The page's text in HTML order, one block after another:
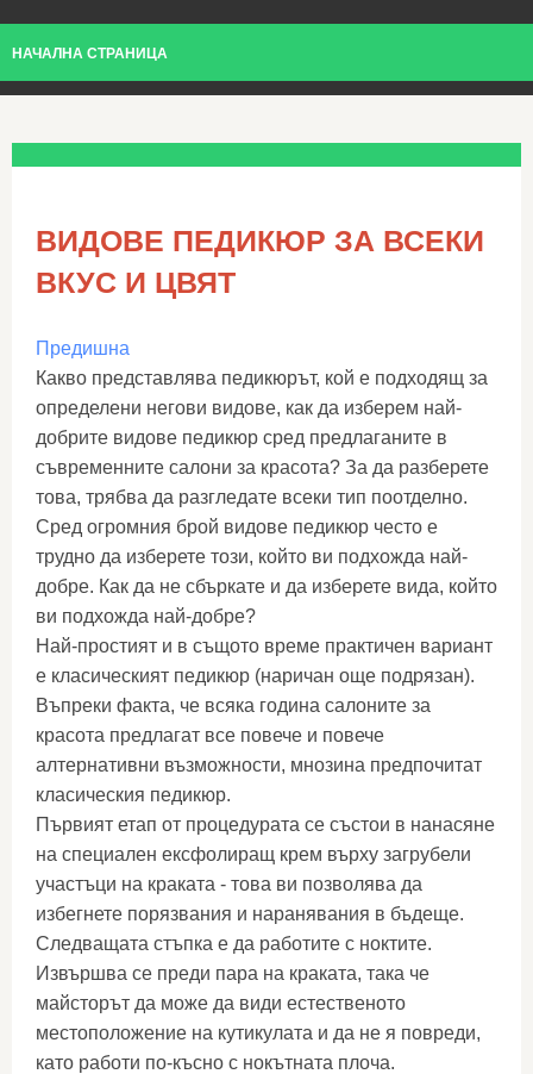
НАЧАЛНА СТРАНИЦА
ВИДОВЕ ПЕДИКЮР ЗА ВСЕКИ
ВКУС И ЦВЯТ
Предишна
Какво представлява педикюрът, кой е подходящ за
определени негови видове, как да изберем най-
добрите видове педикюр сред предлаганите в
съвременните салони за красота? За да разберете
това, трябва да разгледате всеки тип поотделно.
Сред огромния брой видове педикюр често е
трудно да изберете този, който ви подхожда най-
добре. Как да не сбъркате и да изберете вида, който
ви подхожда най-добре?
Най-простият и в същото време практичен вариант
е класическият педикюр (наричан още подрязан).
Въпреки факта, че всяка година салоните за
красота предлагат все повече и повече
алтернативни възможности, мнозина предпочитат
класическия педикюр.
Първият етап от процедурата се състои в нанасяне
на специален ексфолиращ крем върху загрубели
участъци на краката - това ви позволява да
избегнете порязвания и наранявания в бъдеще.
Следващата стъпка е да работите с ноктите.
Извършва се преди пара на краката, така че
майсторът да може да види естественото
местоположение на кутикулата и да не я повреди,
като работи по-късно с нокътната плоча.